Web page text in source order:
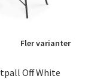
Fler varianter
Off White